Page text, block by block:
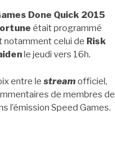
Done Quick 2015
était programmé
notamment celui de Risk
le jeudi vers 16h.
entre le streamofficiel,
de membres de
l’émission Speed Games.